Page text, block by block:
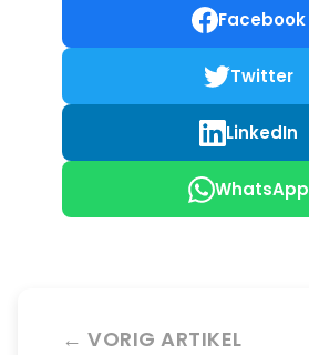
Facebook
Twitter
LinkedIn
WhatsApp
← VORIG ARTIKEL